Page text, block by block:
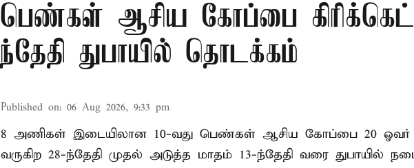
பெண்கள் ஆசிய கோப்பை
ந்தேதி துபாயில் தொடக்கம்
Published on: 06 Aug 2026, 9:33 pm
8 அணிகள் இடையிலான 10-வது பெண்கள் ஆசிய கோப்பை 20 ஓவர்
வருகிற 28-ந்தேதி முதல் அடுத்த மாதம் 13-ந்தேதி வரை துபாயில்